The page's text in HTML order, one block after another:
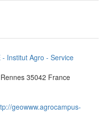
- Institut Agro - Service
Rennes 35042 France
geowww.agrocampus-